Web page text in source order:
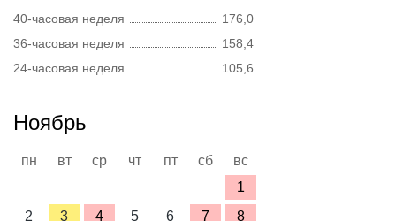
40-часовая неделя
176,0
36-часовая неделя
158,4
24-часовая неделя
105,6
Ноябрь
пн вт ср чт пт сб
вс
1
2
3 4 5 6 7 8